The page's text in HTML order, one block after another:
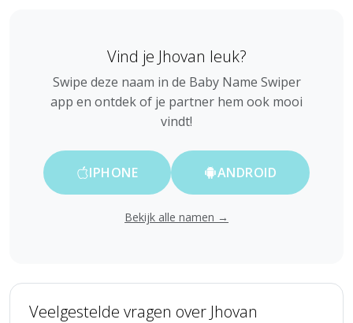
Vind je Jhovan leuk?
Swipe deze naam in de Baby Name Swiper
app en ontdek of je partner hem ook mooi
vindt!
IPHONE ANDROID
Bekijk alle namen →
Veelgestelde vragen over Jhovan